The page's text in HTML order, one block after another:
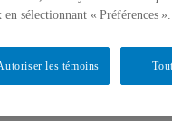
sélectionnant « Préférences ».
les témoins